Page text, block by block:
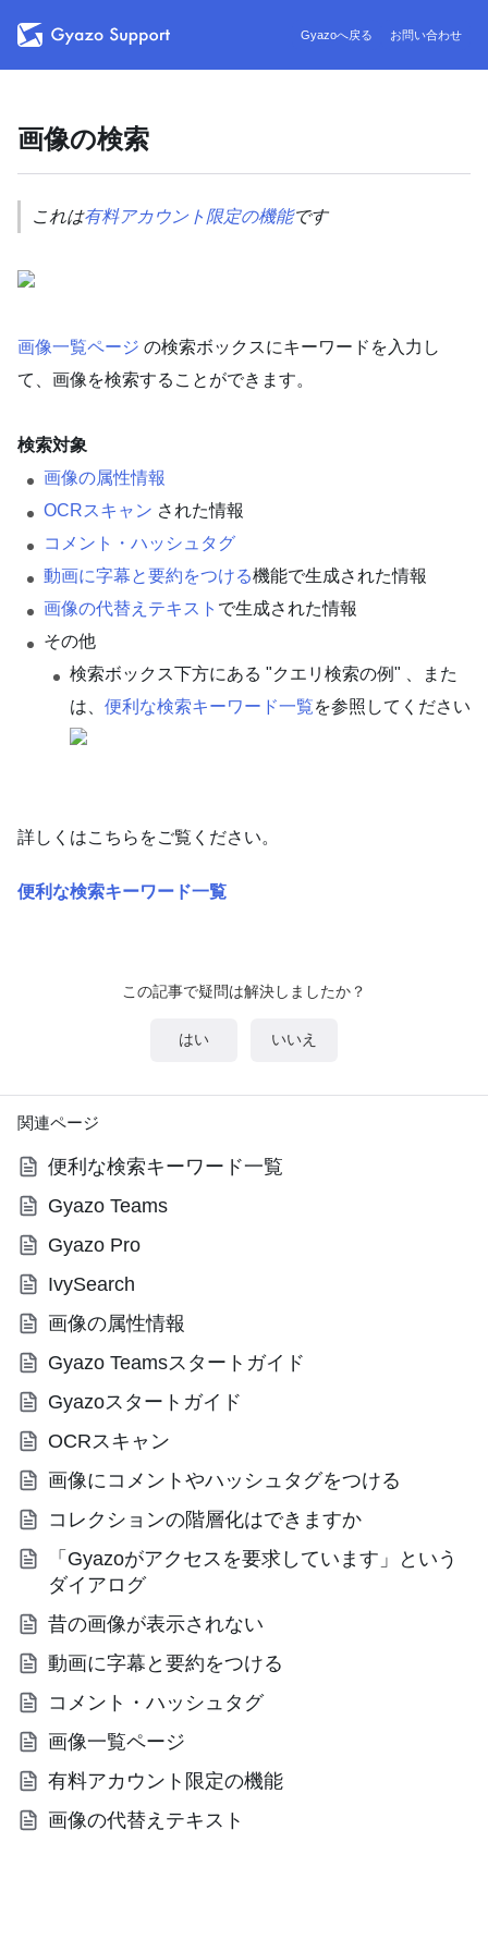
Gyazoへ戻る お問い合わせ
画像の検索
これは有料アカウント限定の機能です
画像一覧ページ の検索ボックスにキーワードを入力し
て、画像を検索することができます。
検索対象
画像の属性情報
OCRスキャン された情報
コメント・ハッシュタグ
動画に字幕と要約をつける機能で生成された情報
画像の代替えテキスト で生成された情報
その他
検索ボックス下方にある "クエリ検索の例" 、また
は、 便利な検索キーワード一覧を参照してください
詳しくはこちらをご覧ください。
便利な検索キーワード一覧
この記事で疑問は解決しましたか？
はい いいえ
関連ページ
便利な検索キーワード一覧
Gyazo Teams
Gyazo Pro
IvySearch
画像の属性情報
Gyazo Teamsスタートガイド
Gyazoスタートガイド
OCRスキャン
画像にコメントやハッシュタグをつける
コレクションの階層化はできますか
「Gyazoがアクセスを要求しています」という
ダイアログ
昔の画像が表示されない
動画に字幕と要約をつける
コメント・ハッシュタグ
画像一覧ページ
有料アカウント限定の機能
画像の代替えテキスト